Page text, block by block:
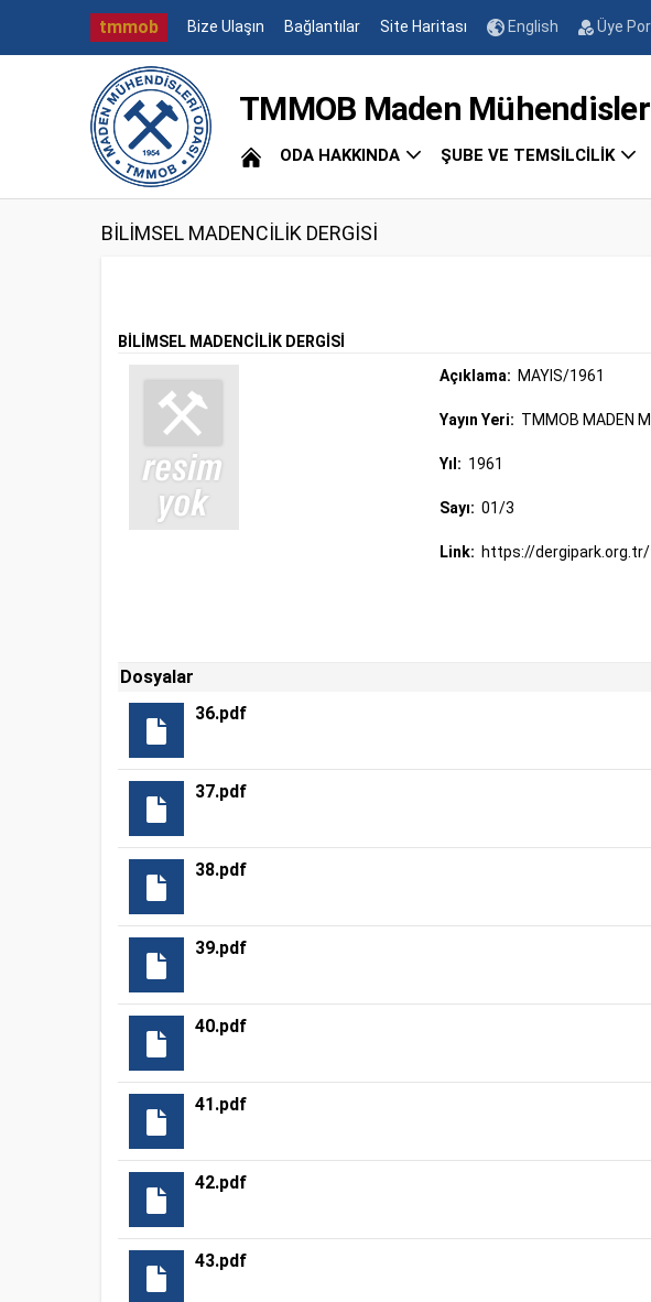
tmmob Bize Ulaşın Bağlantılar Site Haritası English Üye
TMMOB Maden
ODA HAKKINDA ŞUBE VE TEMSİLCİLİK
BİLİMSEL MADENCİLİK DERGİSİ
BİLİMSEL MADENCİLİK DERGİSİ
Açıklama: MAYIS/1961
Yayın Yeri: TMMOB MADEN
Yıl: 1961
Sayı: 01/3
Link: https://
Dosyalar
36.pdf
37.pdf
38.pdf
39.pdf
40.pdf
41.pdf
42.pdf
43.pdf